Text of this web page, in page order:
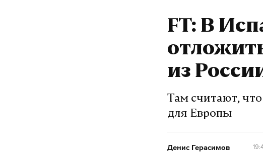
FT: В
из
Там считают, что
для Европы
Денис Герасимов